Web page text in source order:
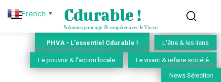
Cdurable !
Solutions pour agir & coopérer avec le Vivant
PHVA - L'essentiel Cdurable ! L'être & les liens
Le pouvoir & l'action locale Le vivant & refaire société
News Sélection
French ▼